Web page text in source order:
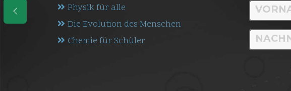
Physik für alle
Die Evolution des Menschen
Chemie für Schüler